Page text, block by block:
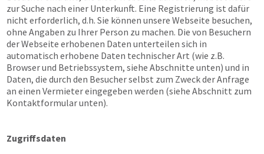
zur Suche nach einer Unterkunft. Eine Registrierung ist dafür
nicht erforderlich, d.h. Sie können unsere Webseite besuchen,
ohne Angaben zu Ihrer Person zu machen. Die von Besuchern
der Webseite erhobenen Daten unterteilen sich in
automatisch erhobene Daten technischer Art (wie z.B.
Browser und Betriebssystem, siehe Abschnitte unten) und in
Daten, die durch den Besucher selbst zum Zweck der Anfrage
an einen Vermieter eingegeben werden (siehe Abschnitt zum
Kontaktformular unten).
Zugriffsdaten